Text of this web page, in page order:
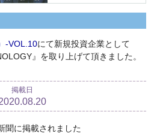
-VOL.10にて新規投資企業として
』を取り上げて頂きました。
掲載日
聞に掲載されました